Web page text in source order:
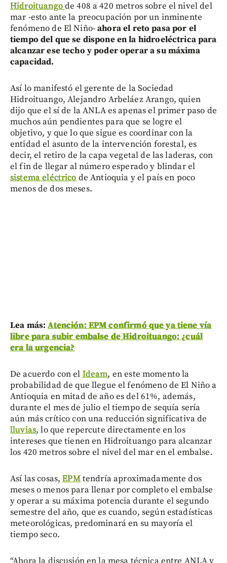
Hidroituangode 408 a 420 metros sobre el nivel del
mar -esto ante la preocupación por un inminente
fenómeno de El Niño-ahora el reto pasa por el
tiempo del que se dispone en la hidroeléctrica para
alcanzar ese techo y poder operar a su máxima
capacidad.
Así lo manifestó el gerente de la Sociedad
Hidroituango, Alejandro Arbeláez Arango, quien
dijo que el sí de la ANLA es apenas el primer paso de
muchos aún pendientes para que se logre el
objetivo, y que lo que sigue es coordinar con la
entidad el asunto de la intervención forestal, es
decir, el retiro de la capa vegetal de las laderas, con
el fin de llegar al número esperado y blindar el
sistema eléctrico de Antioquia y el país en poco
menos de dos meses.
Lea más:Atención: EPM confirmó que ya tiene vía
libre para subir embalse de Hidroituango: ¿cuál
era la urgencia?
De acuerdo con el Ideam, en este momento la
probabilidad de que llegue el fenómeno de El Niño a
Antioquia en mitad de año es del 61%, además,
durante el mes de julio el tiempo de sequía sería
aún más crítico con una reducción significativa de
lluvias, lo que repercute directamente en los
intereses que tienen en Hidroituango para alcanzar
los 420 metros sobre el nivel del mar en el embalse.
Así las cosas,EPMtendría aproximadamente dos
meses o menos para llenar por completo el embalse
y operar a su máxima potencia durante el segundo
semestre del año, que es cuando, según estadísticas
meteorológicas, predominará en su mayoría el
tiempo seco.
“Ahora la discusión en la mesa técnica entre ANLA y